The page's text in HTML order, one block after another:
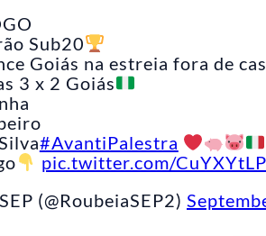
Sub20
Goiás na estreia fora de
3 x 2 Goiás
#AvantiPalestra
pic.twitter.com/
(@RoubeiaSEP2)